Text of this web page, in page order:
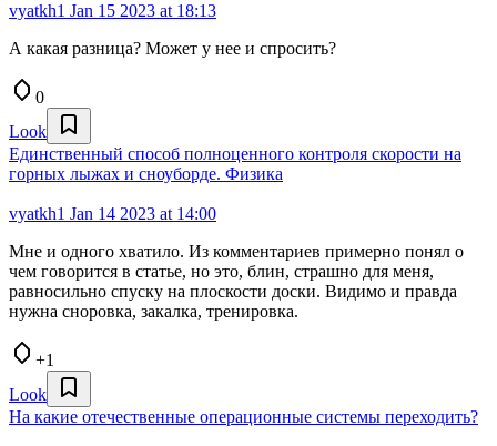
vyatkh1 Jan 15 2023 at 18:13
А какая разница? Может у нее и спросить?
0
Look
Единственный способ полноценного контроля скорости на
горных лыжах и сноуборде. Физика
vyatkh1 Jan 14 2023 at 14:00
Мне и одного хватило. Из комментариев примерно понял о
чем говорится в статье, но это, блин, страшно для меня,
равносильно спуску на плоскости доски. Видимо и правда
нужна сноровка, закалка, тренировка.
+1
Look
На какие отечественные операционные системы переходить?